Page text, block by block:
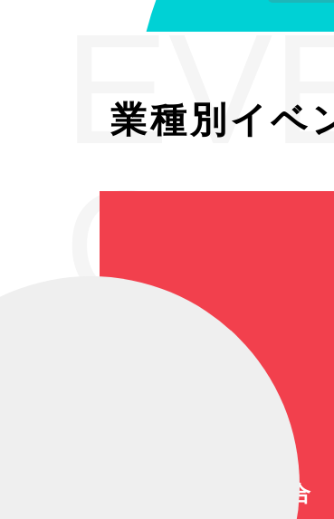
業種別イベ
大道芸総合